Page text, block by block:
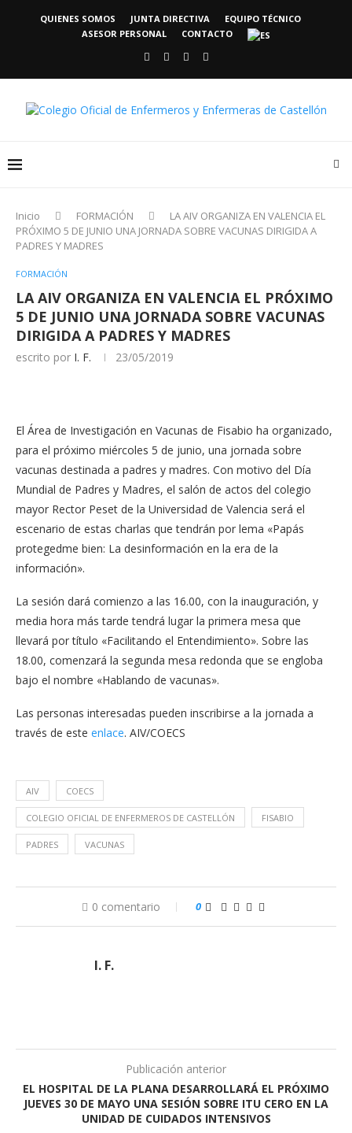
QUIENES SOMOS JUNTA DIRECTIVA
EQUIPO TÉCNICO
ASESOR PERSONAL
CONTACTO
Inicio FORMACIÓN
LA AIV ORGANIZA EN VALENCIA EL
PRÓXIMO 5 DE JUNIO UNA JORNADA SOBRE VACUNAS DIRIGIDA A
PADRES Y MADRES
FORMACIÓN
LA AIV ORGANIZA EN VALENCIA EL PRÓXIMO
5 DE JUNIO UNA JORNADA SOBRE VACUNAS
DIRIGIDA A PADRES Y MADRES
escrito por I. F. 23/05/2019
El Área de Investigación en Vacunas de Fisabio ha organizado,
para el próximo miércoles 5 de junio, una jornada sobre
vacunas destinada a padres y madres. Con motivo del Día
Mundial de Padres y Madres, el salón de actos del colegio
mayor Rector Peset de la Universidad de Valencia será el
escenario de estas charlas que tendrán por lema «Papás
protegedme bien: La desinformación en la era de la
información».
La sesión dará comienzo a las 16.00, con la inauguración, y
media hora más tarde tendrá lugar la primera mesa que
llevará por título «Facilitando el Entendimiento». Sobre las
18.00, comenzará la segunda mesa redonda que se engloba
bajo el nombre «Hablando de vacunas».
Las personas interesadas pueden inscribirse a la jornada a
través de este enlace. AIV/COECS
AIV COECS
COLEGIO OFICIAL DE ENFERMEROS DE CASTELLÓN FISABIO
PADRES VACUNAS
0 comentario 0
I. F.
Publicación anterior
EL HOSPITAL DE LA PLANA DESARROLLARÁ EL PRÓXIMO
JUEVES 30 DE MAYO UNA SESIÓN SOBRE ITU CERO EN LA
UNIDAD DE CUIDADOS INTENSIVOS